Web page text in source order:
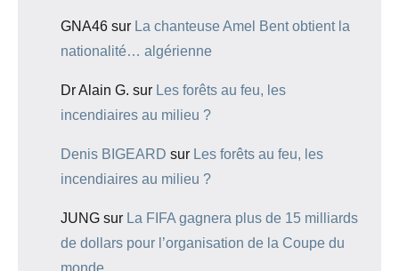
GNA46 sur La chanteuse Amel Bent obtient la
nationalité… algérienne
Dr Alain G. sur Les forêts au feu, les
incendiaires au milieu ?
Denis BIGEARD sur Les forêts au feu, les
incendiaires au milieu ?
JUNG sur La FIFA gagnera plus de 15 milliards
de dollars pour l’organisation de la Coupe du
monde